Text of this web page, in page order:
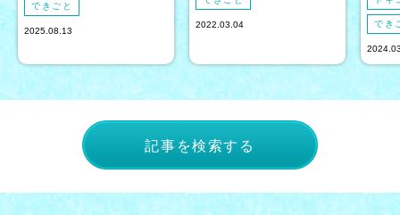
できごと
2025.08.13
2022.03.04 でき
記事を検索する